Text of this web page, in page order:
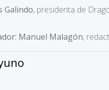
Galindo, presidenta de
Manuel Malagón,